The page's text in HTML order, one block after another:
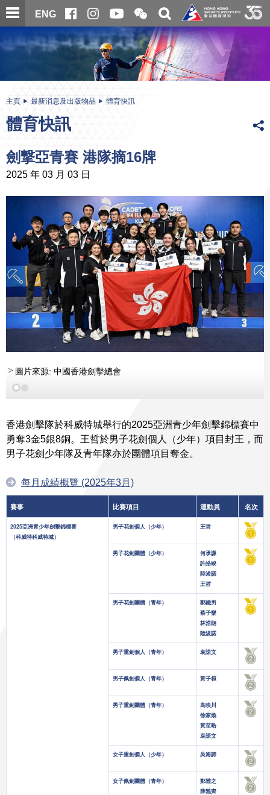
跳
至
內
ENG
開
合
微
信
二
維
碼
關
搜
尋
内
主頁 最新消息及出版物品 體育快訊
體育快訊
劍撃亞青賽 港隊摘16牌
2025 年 03 月 03 日
圖片來源: 中國香港劍擊總會
香港劍擊隊於科威特城舉行的2025亞洲青少年劍擊錦標賽中
勇奪3金5銀8銅。王哲於男子花劍個人（少年）項目封王，而
男子花劍少年隊及青年隊亦於團體項目奪金。
每月成績概覽 (2025年3月)
賽事 比賽項目 運動員 名次
2025亞洲青少年劍擊錦標賽
（科威特科威特城）
男子花劍個人（少年） 王哲
男子花劍團體（少年）
何承謙
許皓竣
陸浚諾
王哲
男子花劍團體（青年）
鄭鐵男
蔡子樂
林浩朗
陸浚諾
男子重劍個人（青年） 袁諾文
男子佩劍個人（青年） 黃子桓
男子重劍團體（青年）
高映川
徐家煥
黃至晧
袁諾文
女子重劍個人（少年） 吳海諦
女子佩劍團體（青年）
鄭雅之
薛雅齊